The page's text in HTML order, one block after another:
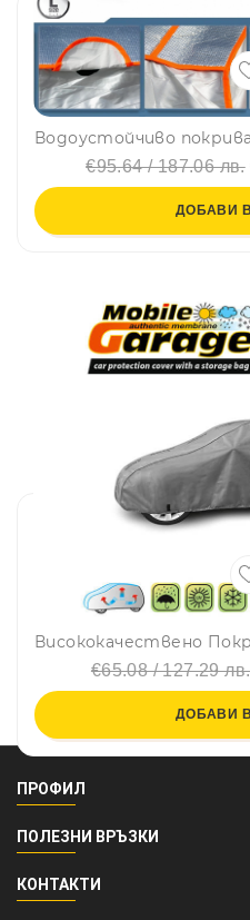
€95.64 / 187.06 лв.
ДОБАВИ
€65.08 / 127.29 лв.
ДОБАВИ
ПРОФИЛ
ПОЛЕЗНИ ВРЪЗКИ
КОНТАКТИ